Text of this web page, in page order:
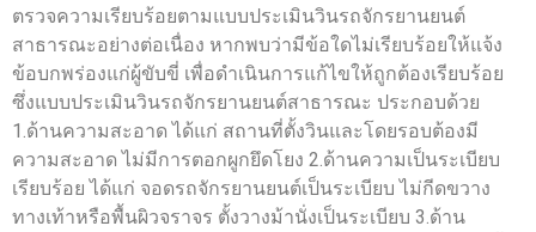
ตรวจความเรียบร้อยตามแบบประเมินวินรถจักรยานยนต์
สาธารณะอย่างต่อเนื่อง หากพบว่ามีข้อใดไม่เรียบร้อยให้แจ้ง
ข้อบกพร่องแก่ผู้ขับขี่ เพื่อดำเนินการแก้ไขให้ถูกต้องเรียบร้อย
ซึ่งแบบประเมินวินรถจักรยานยนต์สาธารณะ ประกอบด้วย
1.ด้านความสะอาด ได้แก่ สถานที่ตั้งวินและโดยรอบต้องมี
ความสะอาด ไม่มีการตอกผูกยึดโยง 2.ด้านความเป็นระเบียบ
เรียบร้อย ได้แก่ จอดรถจักรยานยนต์เป็นระเบียบ ไม่กีดขวาง
ทางเท้าหรือพื้นผิวจราจร ตั้งวางม้านั่งเป็นระเบียบ 3.ด้าน